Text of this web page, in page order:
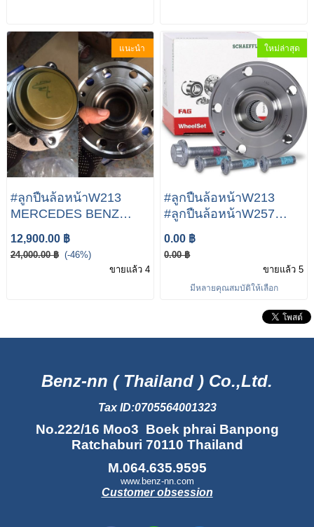
แนะนำ
#ลูกปืนล้อหน้าW213
MERCEDES BENZ
W205 C-Class
A2053340400 FRONT
WHEEL BEARING
12,900.00 ฿
24,000.00 ฿ (-46%)
ขายแล้ว 4
ใหม่ล่าสุด
#ลูกปืนล้อหน้าW213
#ลูกปืนล้อหน้าW257
#ลูกปืนล้อหน้าW238
W205 W213 W253
W257 เบอร์ 205 334 04
SKF VKBA 7091
0.00 ฿
0.00 ฿
ขายแล้ว 5
มีหลายคุณสมบัติให้เลือก
Benz-nn ( Thailand ) Co.,Ltd.
Tax ID:0705564001323
No.222/16 Moo3 Boek phrai Banpong
Ratchaburi 70110 Thailand
M.064.635.9595
www.benz-nn.com
Customer obsession